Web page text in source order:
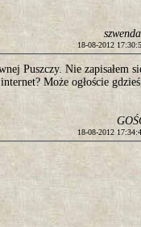
18-08-2012
Puszczy. Nie zapisałem
Może ogłoście
18-08-2012